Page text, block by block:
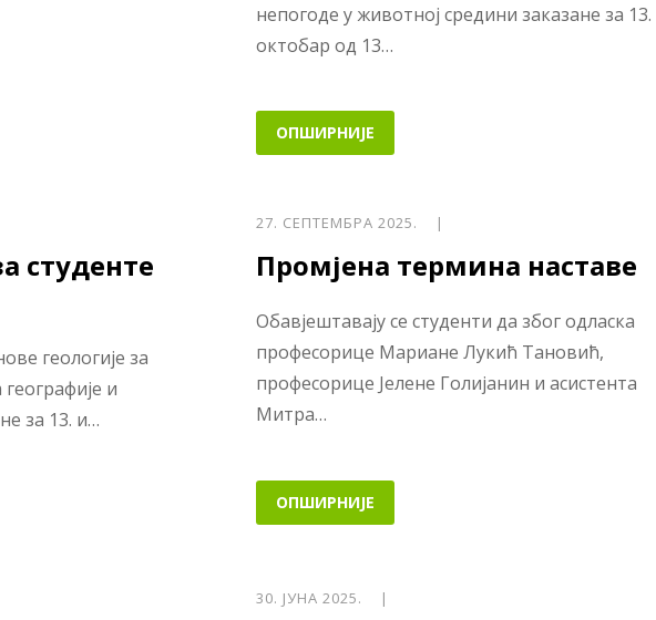
непогоде у животној средини заказане за 13.
октобар од 13…
ОПШИРНИЈЕ
студенте
геологије за
и
за 13. и…
27. СЕПТЕМБРА 2025. |
Промјена термина наставе
Обавјештавају се студенти да због одласка
професорице Мариане Лукић Тановић,
професорице Јелене Голијанин и асистента
Митра…
ОПШИРНИЈЕ
30. ЈУНА 2025. |